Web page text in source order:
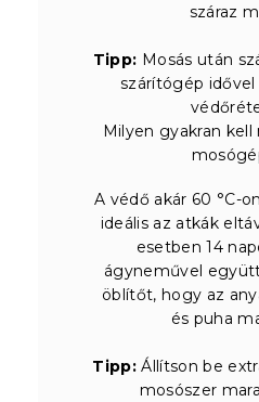
száraz
Tipp: Mosás után
szárítógép idővel
Milyen gyakran kell
A védő akár 60 °C-
ideális az atkák
esetben 14
ágyneművel
öblítőt, hogy az
és puha
Tipp: Állítson be
mosószer